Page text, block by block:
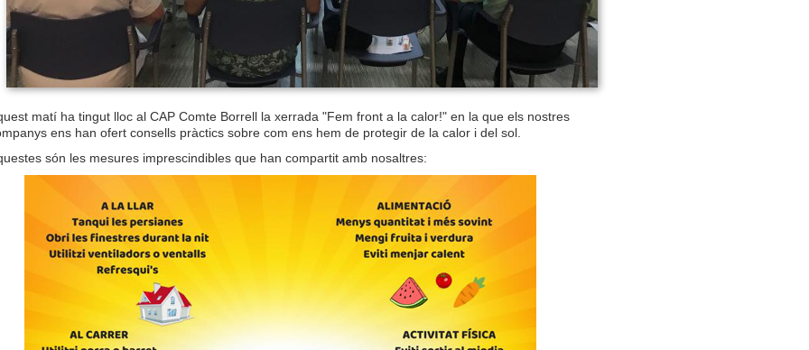
matí ha tingut lloc al CAP Comte Borrell la xerrada "Fem front a la calor!" en la que els nostres
ens han ofert consells pràctics sobre com ens hem de protegir de la calor i del sol.
són les mesures imprescindibles que han compartit amb nosaltres: